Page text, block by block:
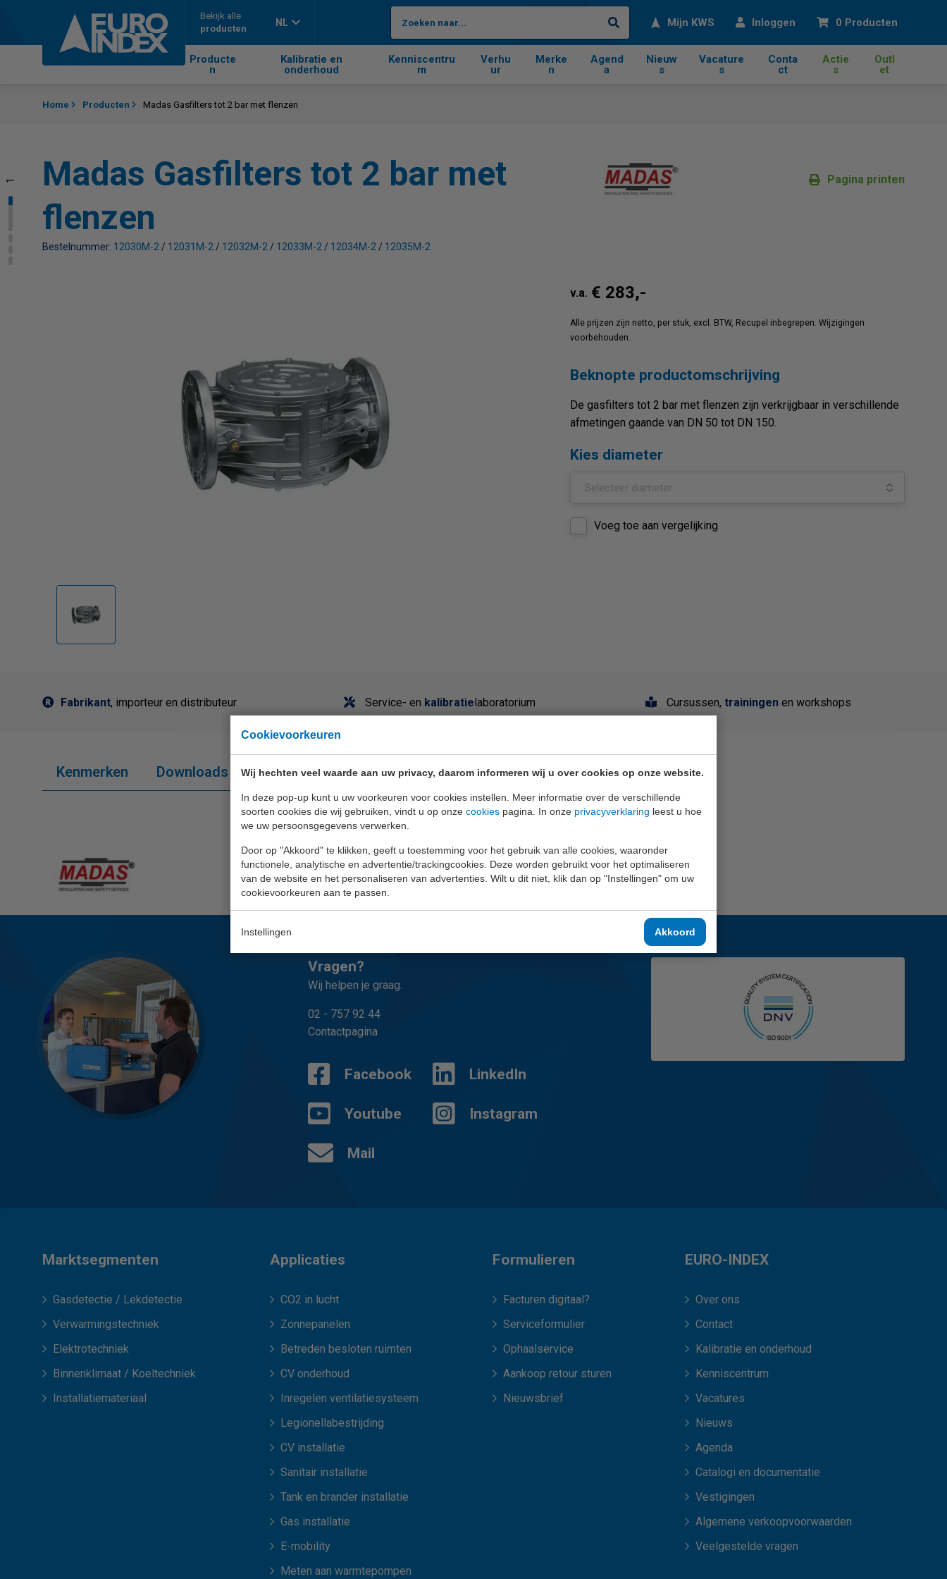
Cookievoorkeuren
Wij hechten veel waarde aan uw privacy, daarom informeren wij u over cookies op onze website.
In deze pop-up kunt u uw voorkeuren voor cookies instellen. Meer informatie over de verschillende
soorten cookies die wij gebruiken, vindt u op onze cookies pagina. In onze privacyverklaring leest u hoe
we uw persoonsgegevens verwerken.
Door op "Akkoord" te klikken, geeft u toestemming voor het gebruik van alle cookies, waaronder
functionele, analytische en advertentie/trackingcookies. Deze worden gebruikt voor het optimaliseren
van de website en het personaliseren van advertenties. Wilt u dit niet, klik dan op "Instellingen" om uw
cookievoorkeuren aan te passen.
Instellingen Akkoord
Bekijk alle
producten
NL Zoeken Mijn KWS Inloggen 0 Producten
Producte
n
Kalibratie en
onderhoud
Kenniscentru
m
Verhu
ur
Merke
n
Agend
a
Nieuw
s
Vacature
s
Conta
ct
Actie
s
Outl
et
1 4
Home Producten Madas Gasfilters tot 2 bar met flenzen
Madas Gasfilters tot 2 bar met
flenzen
Bestelnummer: 12030M-2 / 12031M-2 / 12032M-2 / 12033M-2 / 12034M-2 / 12035M-2
Pagina printen
v.a. € 283,-
Alle prijzen zijn netto, per stuk, excl. BTW, Recupel inbegrepen. Wijzigingen
voorbehouden.
Beknopte productomschrijving
De gasfilters tot 2 bar met flenzen zijn verkrijgbaar in verschillende
afmetingen gaande van DN 50 tot DN 150.
Kies diameter
Voeg toe aan vergelijking
Fabrikant, importeur en distributeur Service- en kalibratielaboratorium Cursussen, trainingen en workshops
Kenmerken Downloads
Vragen?
Wij helpen je graag.
02 - 757 92 44
Contactpagina
Facebook LinkedIn
Youtube Instagram
Mail
Marktsegmenten
Gasdetectie / Lekdetectie
Verwarmingstechniek
Elektrotechniek
Binnenklimaat / Koeltechniek
Installatiemateriaal
Applicaties
CO2 in lucht
Zonnepanelen
Betreden besloten ruimten
CV onderhoud
Inregelen ventilatiesysteem
Legionellabestrijding
CV installatie
Sanitair installatie
Tank en brander installatie
Gas installatie
E-mobility
Meten aan warmtepompen
Formulieren
Facturen digitaal?
Serviceformulier
Ophaalservice
Aankoop retour sturen
Nieuwsbrief
EURO-INDEX
Over ons
Contact
Kalibratie en onderhoud
Kenniscentrum
Vacatures
Nieuws
Agenda
Catalogi en documentatie
Vestigingen
Algemene verkoopvoorwaarden
Veelgestelde vragen